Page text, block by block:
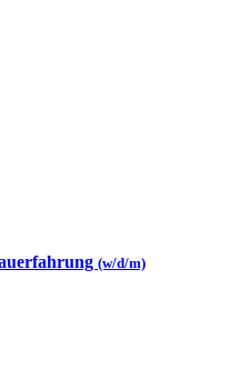
(w/d/m)